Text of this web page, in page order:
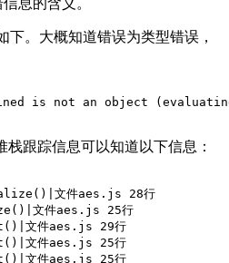
息的含义。
下。大概知道错误为类型错误，
is not an object
跟踪信息可以知道以下信息：
文件aes.js 28行
文件aes.js 25行
文件aes.js 29行
文件aes.js 25行
文件aes.js 25行